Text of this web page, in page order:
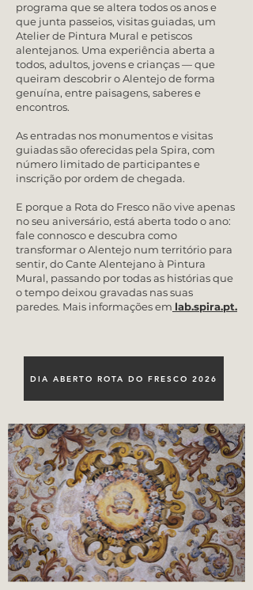
DIA ABERTO ROTA DO FRESCO 2026
programa que se altera todos os anos e
que junta passeios, visitas guiadas, um
Atelier de Pintura Mural e petiscos
alentejanos. Uma experiência aberta a
todos, adultos, jovens e crianças — que
queiram descobrir o Alentejo de forma
genuína, entre paisagens, saberes e
encontros.
As entradas nos monumentos e visitas
guiadas são oferecidas pela Spira, com
número limitado de participantes e
inscrição por ordem de chegada.
E porque a Rota do Fresco não vive apenas
no seu aniversário, está aberta todo o ano:
fale connosco e descubra como
transformar o Alentejo num território para
sentir, do Cante Alentejano à Pintura
Mural, passando por todas as histórias que
o tempo deixou gravadas nas suas
paredes. Mais informações em lab.spira.pt.